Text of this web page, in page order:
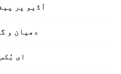
آڈیو پر
دھیان و
ای